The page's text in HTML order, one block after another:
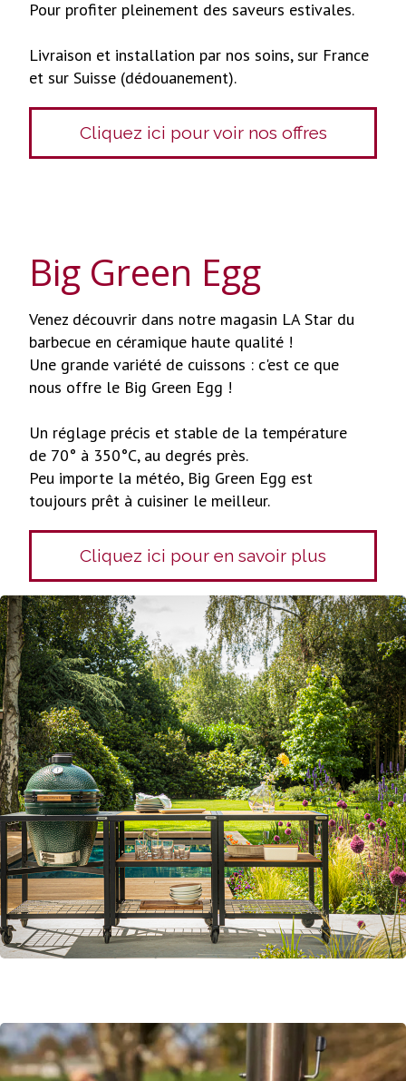
Pour profiter pleinement des saveurs estivales.
Livraison et installation par nos soins, sur France
et sur Suisse (dédouanement).
Cliquez ici pour voir nos offres
Big Green Egg
Venez découvrir dans notre magasin LA Star du
barbecue en céramique haute qualité !
Une grande variété de cuissons : c'est ce que
nous offre le Big Green Egg !
Un réglage précis et stable de la température
de 70° à 350°C, au degrés près.
Peu importe la météo, Big Green Egg est
toujours prêt à cuisiner le meilleur.
Cliquez ici pour en savoir plus